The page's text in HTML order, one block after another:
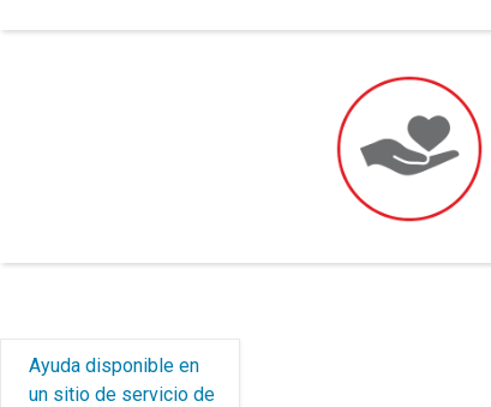
Ayuda disponible en
un sitio de servicio de